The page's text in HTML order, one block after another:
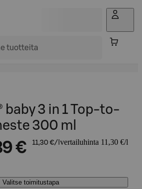
baby 3 in 1 Top-to-
300 ml
€ 11,30 €/l vertailuhinta 11,30 €/l
Valitse toimitustapa